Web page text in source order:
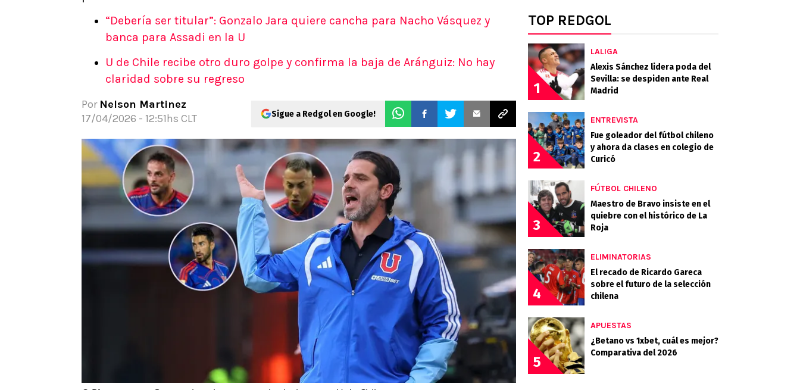
“Debería ser titular”: Gonzalo Jara quiere cancha para Nacho Vásquez y
banca para Assadi en la U
U de Chile recibe otro duro golpe y confirma la baja de Aránguiz: No hay
claridad sobre su regreso
Por Nelson Martinez
17/04/2026 - 12:51hs CLT
Sigue a Redgol en Google!
TOP REDGOL
1
LALIGA
Alexis Sánchez lidera poda del
Sevilla: se despiden ante Real
Madrid
2
ENTREVISTA
Fue goleador del fútbol chileno
y ahora da clases en colegio de
Curicó
3
FÚTBOL CHILENO
Maestro de Bravo insiste en el
quiebre con el histórico de La
Roja
4
ELIMINATORIAS
El recado de Ricardo Gareca
sobre el futuro de la selección
chilena
5
APUESTAS
¿Betano vs 1xbet, cuál es mejor?
Comparativa del 2026